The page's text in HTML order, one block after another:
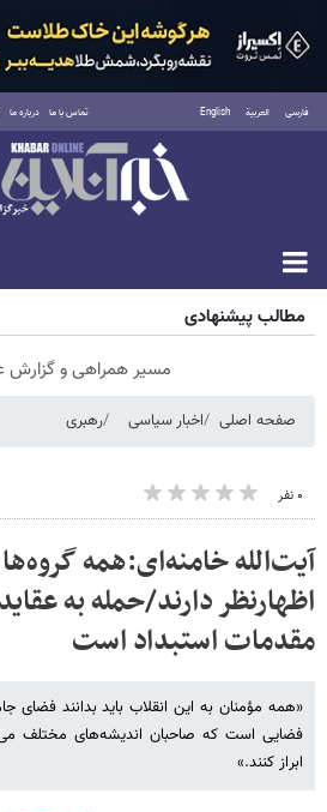
فارسی العربية English تماس با ما درباره ما
جمعه ۱۶ مرداد ۱۴۰۵
مطالب پیشنهادی
مسیر همراهی و گزارش
صفحه اصلی اخبار سیاسی رهبری
۰ نفر
آیت‌الله خامنه‌ای:همه
اظهارنظر دارند/حمله به
مقدمات استبداد است
«همه مؤمنان به این انقلاب باید بدانند
فضایی است که صاحبان اندیشه‌های مختلف
ابراز کنند.»